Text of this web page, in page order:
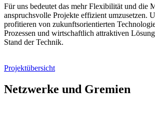
Für uns bedeutet das mehr Flexibilität und die
anspruchsvolle Projekte effizient umzusetzen.
profitieren von zukunftsorientierten
Prozessen und wirtschaftlich attraktiven
Stand der Technik.
Projektübersicht
Netzwerke und Gremien